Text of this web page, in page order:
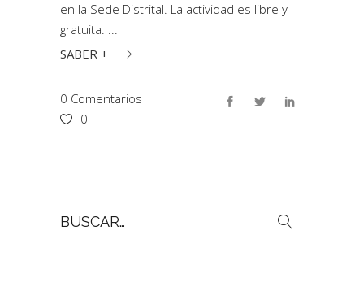
en la Sede Distrital. La actividad es libre y
gratuita.
SABER +
0 Comentarios
0
por: